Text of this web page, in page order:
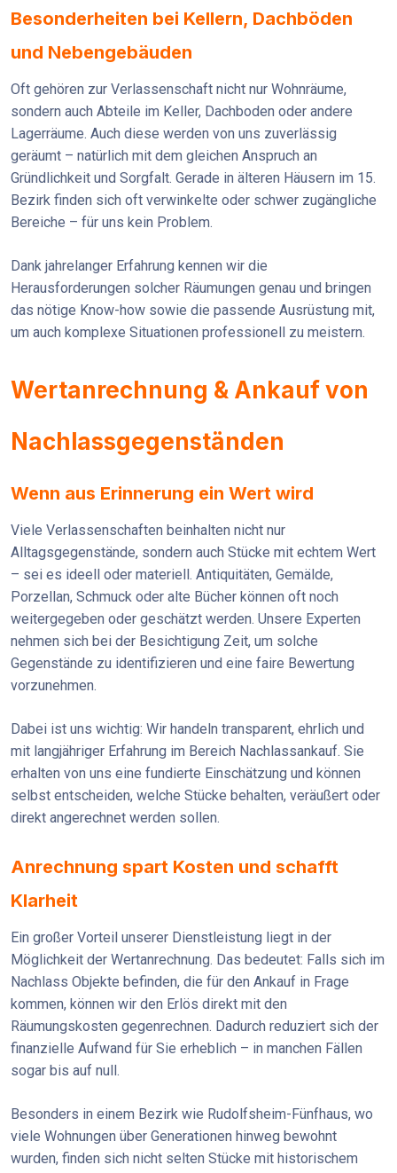
Besonderheiten bei Kellern, Dachböden
und Nebengebäuden
Oft gehören zur Verlassenschaft nicht nur Wohnräume,
sondern auch Abteile im Keller, Dachboden oder andere
Lagerräume. Auch diese werden von uns zuverlässig
geräumt – natürlich mit dem gleichen Anspruch an
Gründlichkeit und Sorgfalt. Gerade in älteren Häusern im 15.
Bezirk finden sich oft verwinkelte oder schwer zugängliche
Bereiche – für uns kein Problem.
Dank jahrelanger Erfahrung kennen wir die
Herausforderungen solcher Räumungen genau und bringen
das nötige Know-how sowie die passende Ausrüstung mit,
um auch komplexe Situationen professionell zu meistern.
Wertanrechnung & Ankauf von
Nachlassgegenständen
Wenn aus Erinnerung ein Wert wird
Viele Verlassenschaften beinhalten nicht nur
Alltagsgegenstände, sondern auch Stücke mit echtem Wert
– sei es ideell oder materiell. Antiquitäten, Gemälde,
Porzellan, Schmuck oder alte Bücher können oft noch
weitergegeben oder geschätzt werden. Unsere Experten
nehmen sich bei der Besichtigung Zeit, um solche
Gegenstände zu identifizieren und eine faire Bewertung
vorzunehmen.
Dabei ist uns wichtig: Wir handeln transparent, ehrlich und
mit langjähriger Erfahrung im Bereich Nachlassankauf. Sie
erhalten von uns eine fundierte Einschätzung und können
selbst entscheiden, welche Stücke behalten, veräußert oder
direkt angerechnet werden sollen.
Anrechnung spart Kosten und schafft
Klarheit
Ein großer Vorteil unserer Dienstleistung liegt in der
Möglichkeit der Wertanrechnung. Das bedeutet: Falls sich im
Nachlass Objekte befinden, die für den Ankauf in Frage
kommen, können wir den Erlös direkt mit den
Räumungskosten gegenrechnen. Dadurch reduziert sich der
finanzielle Aufwand für Sie erheblich – in manchen Fällen
sogar bis auf null.
Besonders in einem Bezirk wie Rudolfsheim-Fünfhaus, wo
viele Wohnungen über Generationen hinweg bewohnt
wurden, finden sich nicht selten Stücke mit historischem